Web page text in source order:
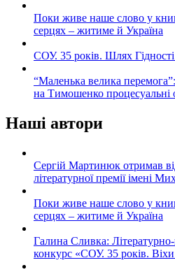
Поки живе наше слово у
серцях – житиме й Україна
СОУ. 35 років. Шлях Гідності
“Маленька велика
на Тимошенко процесуальні
Наші автори
Сергій Мартинюк отримав
літературної премії імені
Поки живе наше слово у
серцях – житиме й Україна
Галина Сливка:
конкурс «СОУ. 35 років. Віхи